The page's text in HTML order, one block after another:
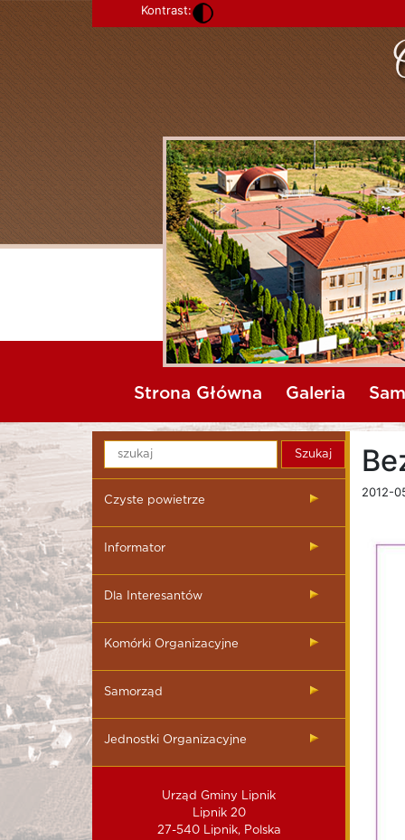
Kontrast:
Strona Główna Galeria
Czyste powietrze
Informator
Dla Interesantów
Komórki Organizacyjne
Samorząd
Jednostki Organizacyjne
Urząd Gminy Lipnik
Lipnik 20
27-540 Lipnik, Polska
2012-